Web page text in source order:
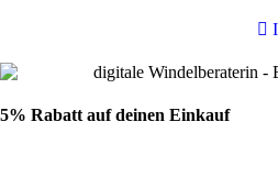
5% Rabatt auf deinen Einkauf